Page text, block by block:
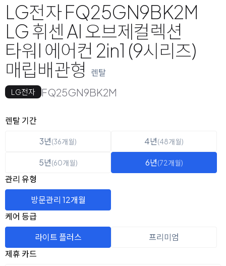
LG전자 FQ25GN9BK2M
LG 휘센 AI 오브제컬렉션
타워I 에어컨 2in1 (9시리즈)
매립배관형
렌탈
LG전자 FQ25GN9BK2M
옵션 선택
렌탈 선택
렌탈 기간
3년(36개월) 4년(48개월)
5년(60개월) 6년(72개월)
관리 유형
방문관리 12개월
케어 등급
라이트 플러스
프리미엄
제휴 카드